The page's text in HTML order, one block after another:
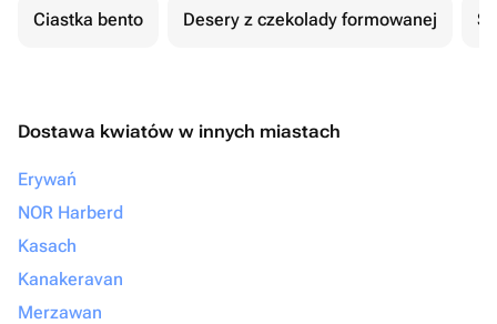
Ciastka bento Desery z czekolady formowanej
Dostawa kwiatów w innych miastach
Erywań
NOR Harberd
Kasach
Kanakeravan
Merzawan